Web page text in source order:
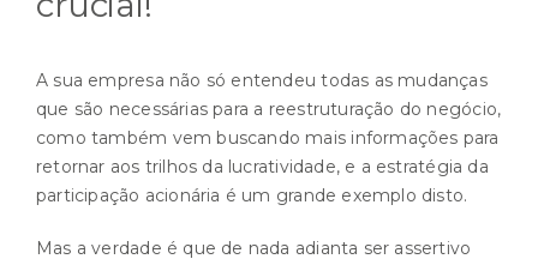
A sua empresa não só entendeu todas as mudanças
que são necessárias para a reestruturação do negócio,
como também vem buscando mais informações para
retornar aos trilhos da lucratividade, e a estratégia da
participação acionária é um grande exemplo disto.
Mas a verdade é que de nada adianta ser assertivo